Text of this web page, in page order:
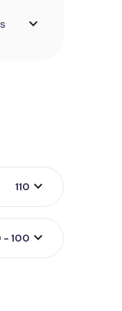
expand_more
110 expand_more
- 100 expand_more